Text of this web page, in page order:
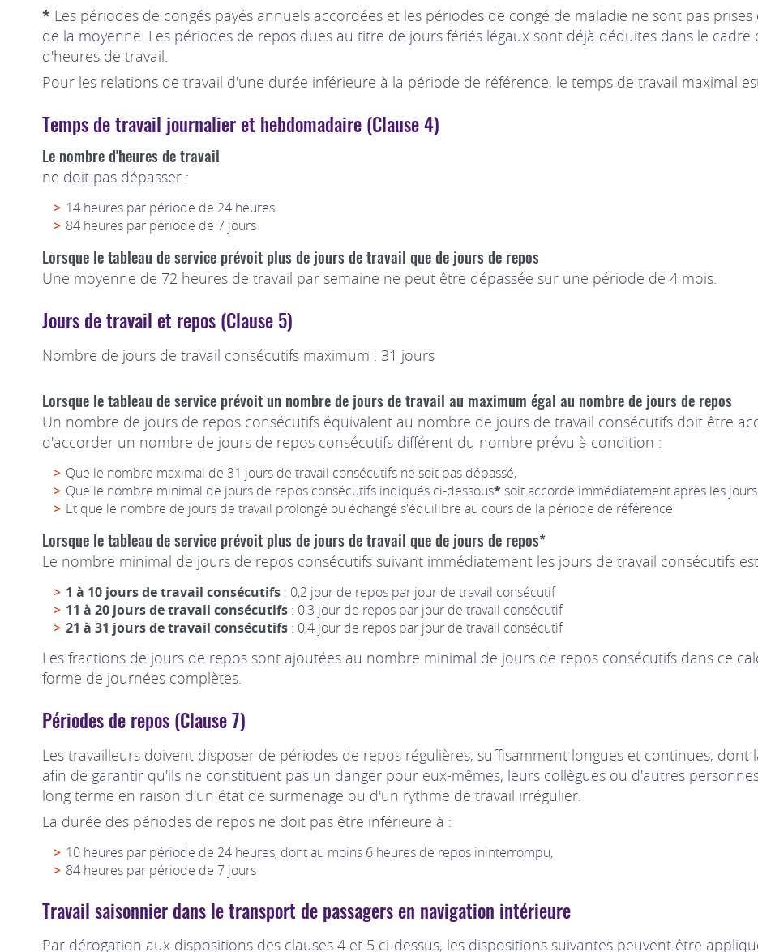
* Les périodes de congés payés annuels accordées et les périodes de congé de maladie ne sont pas
de la moyenne. Les périodes de repos dues au titre de jours fériés légaux sont déjà déduites dans le
d'heures de travail.
Pour les relations de travail d'une durée inférieure à la période de référence, le temps de travail maximal
Temps de travail journalier et hebdomadaire (Clause 4)
Le nombre d'heures de travail
ne doit pas dépasser :
14 heures par période de 24 heures
84 heures par période de 7 jours
Lorsque le tableau de service prévoit plus de jours de travail que de jours de repos
Une moyenne de 72 heures de travail par semaine ne peut être dépassée sur une période de 4 mois.
Jours de travail et repos (Clause 5)
Nombre de jours de travail consécutifs maximum : 31 jours
Lorsque le tableau de service prévoit un nombre de jours de travail au maximum égal au nombre de jours de repos
Un nombre de jours de repos consécutifs équivalent au nombre de jours de travail consécutifs doit être
d'accorder un nombre de jours de repos consécutifs différent du nombre prévu à condition :
Que le nombre maximal de 31 jours de travail consécutifs ne soit pas dépassé,
Que le nombre minimal de jours de repos consécutifs indiqués ci-dessous*soit accordé immédiatement après les
Et que le nombre de jours de travail prolongé ou échangé s'équilibre au cours de la période de référence
Lorsque le tableau de service prévoit plus de jours de travail que de jours de repos*
Le nombre minimal de jours de repos consécutifs suivant immédiatement les jours de travail consécutifs
1 à 10 jours de travail consécutifs : 0,2 jour de repos par jour de travail consécutif
11 à 20 jours de travail consécutifs : 0,3 jour de repos par jour de travail consécutif
21 à 31 jours de travail consécutifs : 0,4 jour de repos par jour de travail consécutif
Les fractions de jours de repos sont ajoutées au nombre minimal de jours de repos consécutifs dans ce
forme de journées complètes.
Périodes de repos (Clause 7)
Les travailleurs doivent disposer de périodes de repos régulières, suffisamment longues et continues,
afin de garantir qu'ils ne constituent pas un danger pour eux-mêmes, leurs collègues ou d'autres
long terme en raison d'un état de surmenage ou d'un rythme de travail irrégulier.
La durée des périodes de repos ne doit pas être inférieure à :
10 heures par période de 24 heures, dont au moins 6 heures de repos ininterrompu,
84 heures par période de 7 jours
Travail saisonnier dans le transport de passagers en navigation intérieure
Par dérogation aux dispositions des clauses 4 et 5 ci-dessus, les dispositions suivantes peuvent être